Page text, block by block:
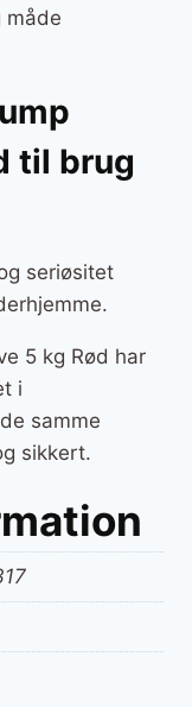
måde
til brug
seriøsitet
5 kg Rød har
i
samme
sikkert.